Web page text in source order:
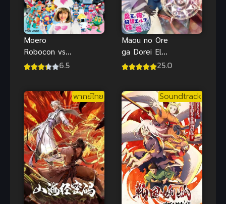
Moero
Robocon vs
Ganbare
คลาสสิกต่อสู้
เดือด
6.5
Maou no Ore
ga Dorei Elf
wo Yome ni25.0
พากย์ไทย Soundtrack